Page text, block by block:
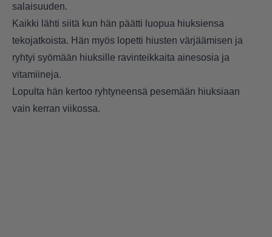
salaisuuden.
Kaikki lähti siitä kun hän päätti luopua hiuksiensa
tekojatkoista. Hän myös lopetti hiusten värjäämisen ja
ryhtyi syömään hiuksille ravinteikkaita ainesosia ja
vitamiineja.
Lopulta hän kertoo ryhtyneensä pesemään hiuksiaan
vain kerran viikossa.